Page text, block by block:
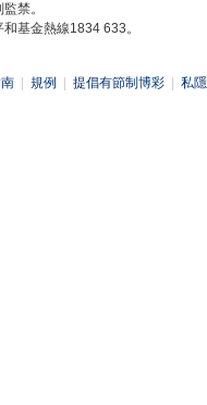
禁。
基金熱線1834 633。
規例 提倡有節制博彩 私